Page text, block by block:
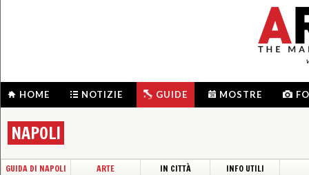
HOME NOTIZIE GUIDE MOSTRE
NAPOLI
GUIDA DI NAPOLI ARTE IN CITTÀ
INFO UTILI